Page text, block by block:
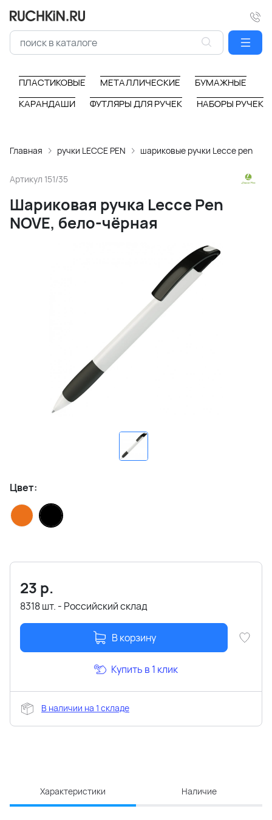
ПЛАСТИКОВЫЕ МЕТАЛЛИЧЕСКИЕ
БУМАЖНЫЕ
КАРАНДАШИ
ФУТЛЯРЫ ДЛЯ РУЧЕК НАБОРЫ РУЧЕК
Главная ручки LECCE PEN шариковые ручки Lecce pen
Артикул 151/35
Шариковая ручка Lecce Pen
NOVE, бело-чёрная
Цвет:
23 р.
8318 шт. - Российский склад
В корзину
Купить в 1 клик
В наличии на 1 складе
Характеристики Наличие